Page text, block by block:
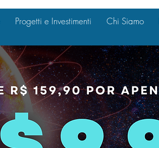
Progetti e Investimenti Chi Siamo